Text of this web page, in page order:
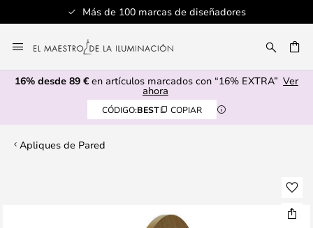
Más de 100 marcas de diseñadores
al
contenido
16% desde 89 € en artículos marcados con “16% EXTRA” Ver
ahora
CÓDIGO:BEST COPIAR
Apliques de Pared